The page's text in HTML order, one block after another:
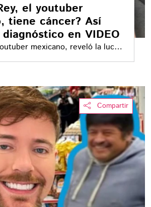
el youtuber
tiene cáncer? Así
en VIDEO
mexicano, reveló la lucha
en los últimos meses
Compartir